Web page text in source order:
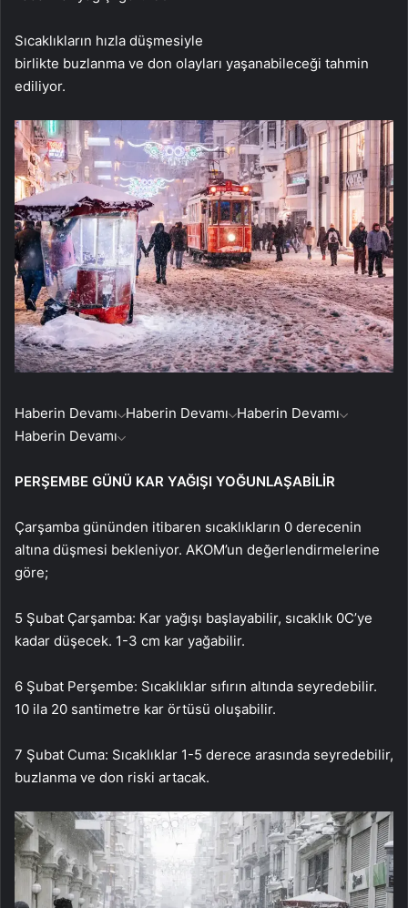
Sıcaklıkların hızla düşmesiyle
birlikte buzlanma ve don olayları yaşanabileceği tahmin
ediliyor.
Haberin Devamı Haberin Devamı Haberin Devamı
Haberin Devamı
PERŞEMBE GÜNÜ KAR YAĞIŞI YOĞUNLAŞABİLİR
Çarşamba gününden itibaren sıcaklıkların 0 derecenin
altına düşmesi bekleniyor. AKOM’un değerlendirmelerine
göre;
5 Şubat Çarşamba: Kar yağışı başlayabilir, sıcaklık 0C’ye
kadar düşecek. 1-3 cm kar yağabilir.
6 Şubat Perşembe: Sıcaklıklar sıfırın altında seyredebilir.
10 ila 20 santimetre kar örtüsü oluşabilir.
7 Şubat Cuma: Sıcaklıklar 1-5 derece arasında seyredebilir,
buzlanma ve don riski artacak.